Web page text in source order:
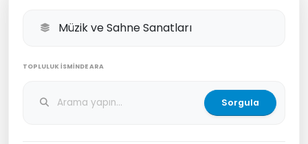
TOPLULUK İSMINDE ARA
Sorgula